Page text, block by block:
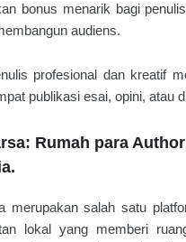
bonus menarik bagi
audiens.
profesional dan kreatif
publikasi esai, opini, atau
Rumah para
merupakan salah satu
lokal yang memberi